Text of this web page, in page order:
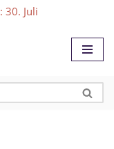
: 30. Juli